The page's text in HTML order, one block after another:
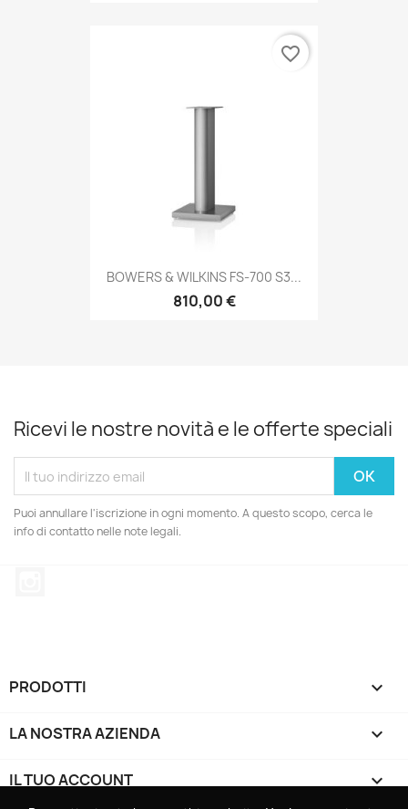
BOWERS & WILKINS FS‑700 S3...
810,00 €
favorite_border
Ricevi le nostre novità e le offerte speciali
Puoi annullare l'iscrizione in ogni momento. A questo scopo, cerca le
info di contatto nelle note legali.
PRODOTTI 
LA NOSTRA AZIENDA 
IL TUO ACCOUNT 